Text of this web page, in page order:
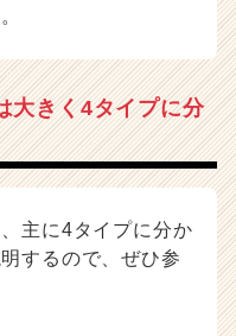
大きく4タイプに分
主に4タイプに分か
するので、ぜひ参